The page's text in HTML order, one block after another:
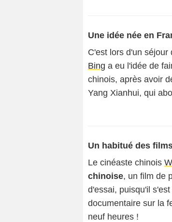
Une idée née en
C'est lors d'un
Bing a eu l'idée de
chinois, après avoir
Yang Xianhui, qui
Un habitué des
Le cinéaste chinois
chinoise, un film de
d'essai, puisqu'il
documentaire sur la
neuf heures !